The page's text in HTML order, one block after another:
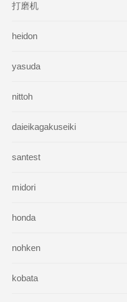
打磨机
heidon
yasuda
nittoh
daieikagakuseiki
santest
midori
honda
nohken
kobata